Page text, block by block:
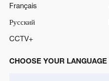
Français
Русский
CCTV+
CHOOSE YOUR LANGUAGE